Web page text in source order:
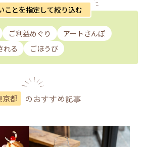
ことを指定して絞り込む
ご利益めぐり
アートさんぽ
れる ごほうび
京都 のおすすめ記事